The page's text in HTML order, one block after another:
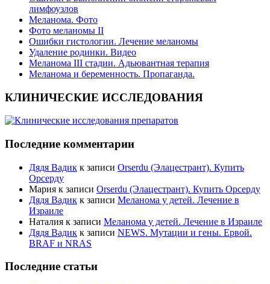
лимфоузлов
Меланома. Фото
Фото меланомы II
Ошибки гистологии. Лечение меланомы
Удаление родинки. Видео
Меланома III стадии. Адьювантная терапия
Меланома и беременность. Пропаганда.
КЛИНИЧЕСКИЕ ИССЛЕДОВАНИЯ
Последние комментарии
Дядя Вадик к записи Orserdu (Элацестрант). Купить
Орсерду
Мария к записи Orserdu (Элацестрант). Купить Орсерду
Дядя Вадик к записи Меланома у детей. Лечение в
Израиле
Наталия к записи Меланома у детей. Лечение в Израиле
Дядя Вадик к записи NEWS. Мутации и гены. Ервой.
BRAF и NRAS
Последние статьи